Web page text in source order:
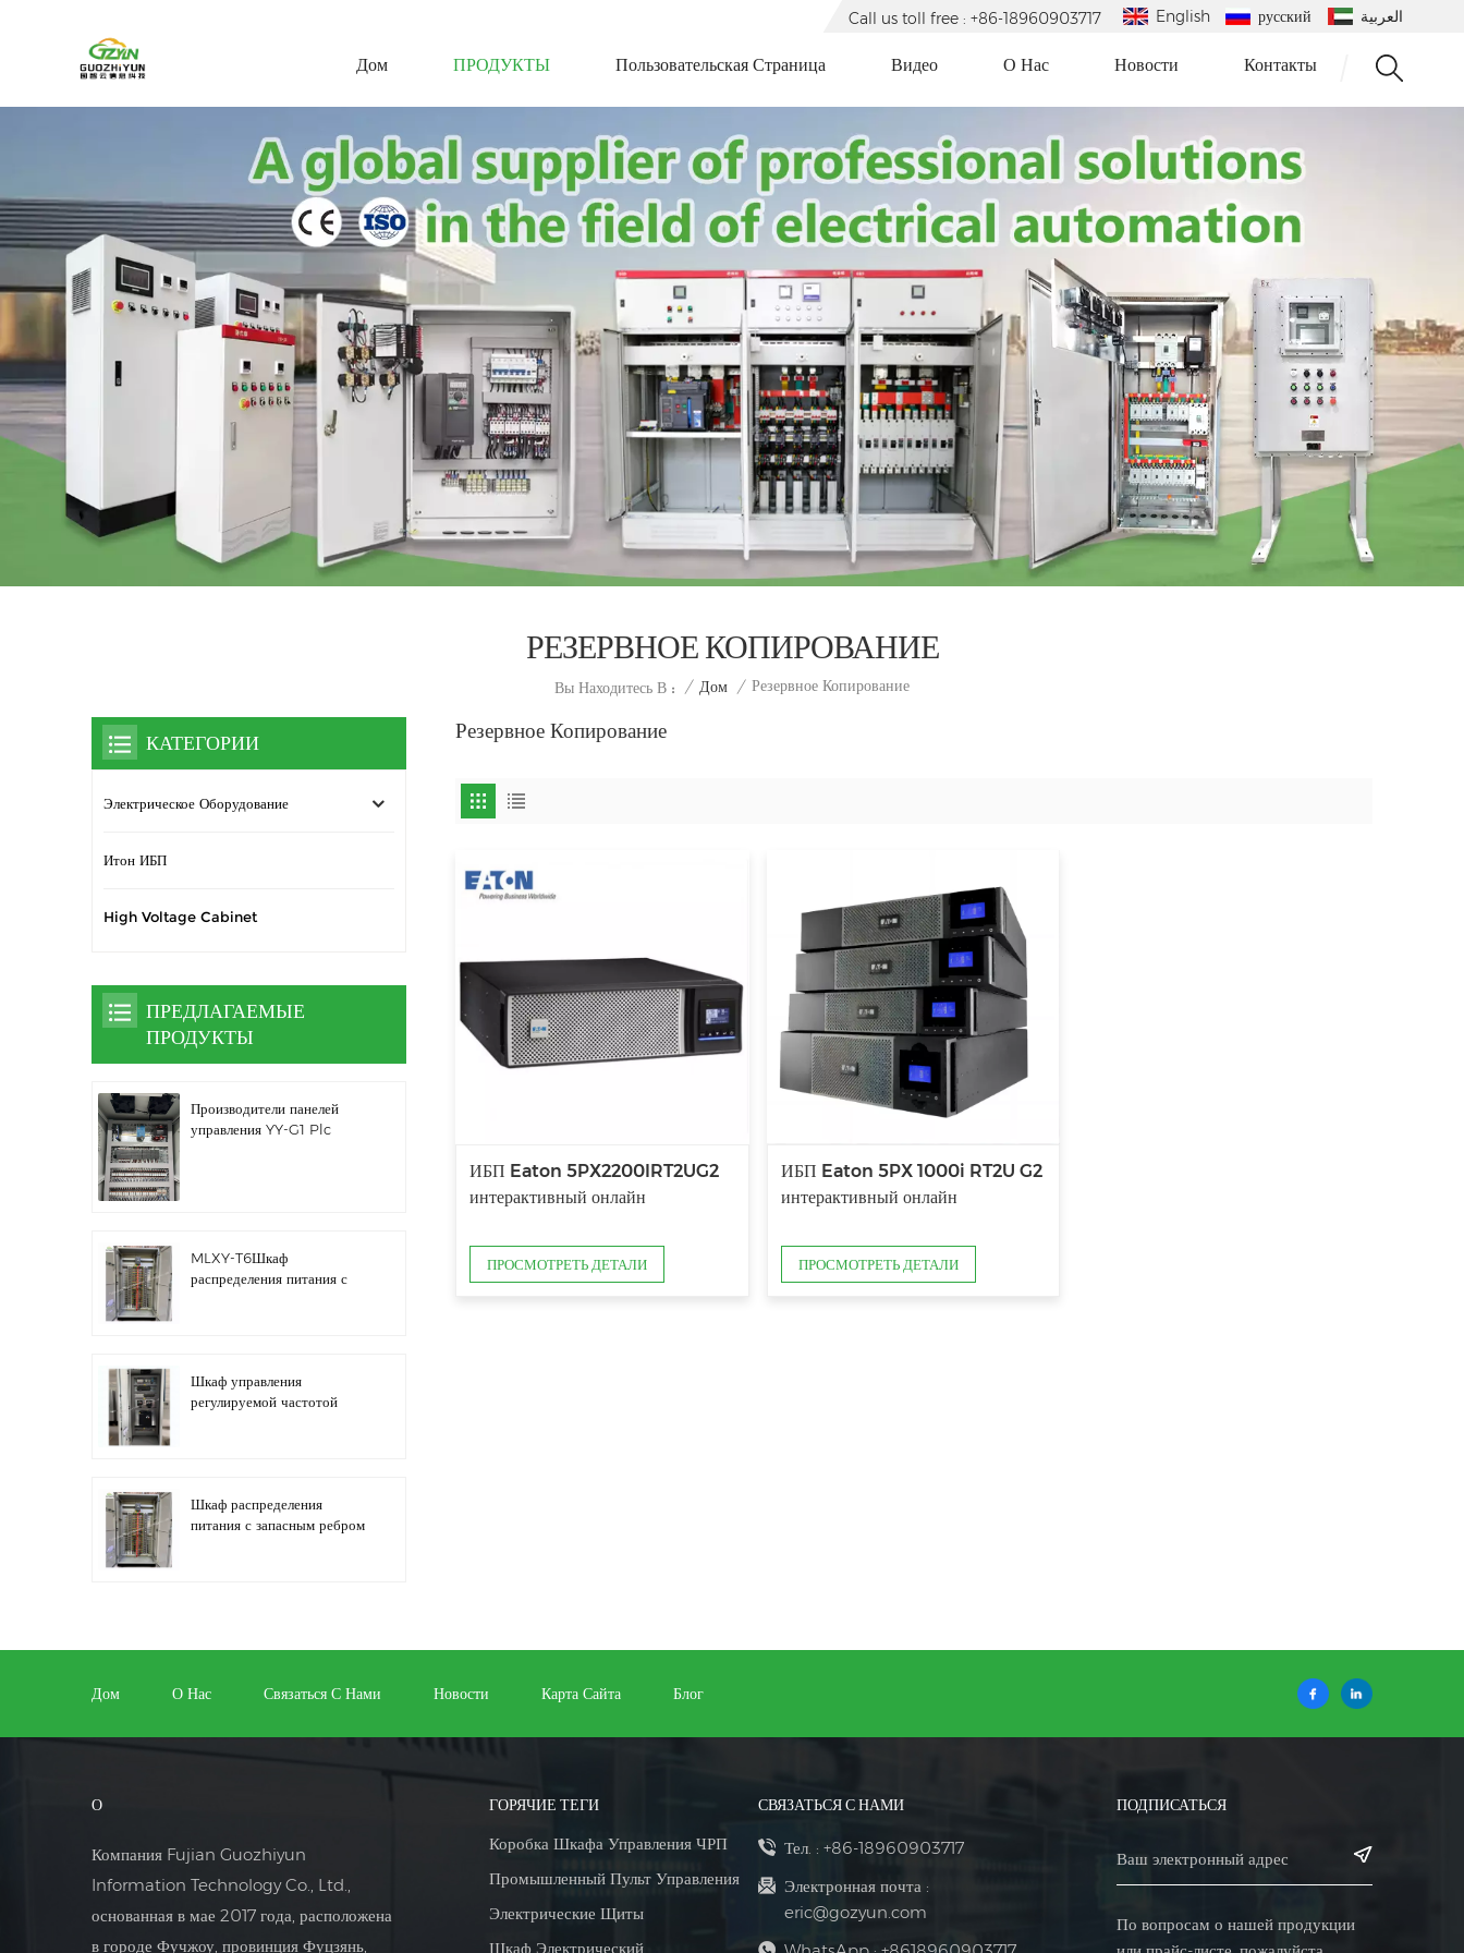
English русский العربية Call us toll free : +86-18960903717
Дом ПРОДУКТЫ Пользовательская Страница Видео О Нас Новости Контакты
РЕЗЕРВНОЕ КОПИРОВАНИЕ
Вы Находитесь В : / Дом / Резервное Копирование
Резервное Копирование
ИБП Eaton 5PX2200IRT2UG2
интерактивный онлайн
ПРОСМОТРЕТЬ ДЕТАЛИ
ИБП Eaton 5PX 1000i RT2U G2
интерактивный онлайн
ПРОСМОТРЕТЬ ДЕТАЛИ
КАТЕГОРИИ
Электрическое Оборудование
Итон ИБП
High Voltage Cabinet
ПРЕДЛАГАЕМЫЕ
ПРОДУКТЫ
Производители панелей
управления YY-G1 Plc
MLXY-T6Шкаф
распределения питания с
Шкаф управления
регулируемой частотой
Шкаф распределения
питания с запасным ребром
распределительного
оборудование управления
используемый в ящике
электросчетчика торговых
Дом О Нас Связаться С Нами Новости Карта Сайта Блог
О
Компания Fujian Guozhiyun
Information Technology Co., Ltd.,
основанная в мае 2017 года, расположена
в городе Фучжоу, провинция Фуцзянь,
ГОРЯЧИЕ ТЕГИ
Коробка Шкафа Управления ЧРП
Промышленный Пульт Управления
Электрические Щиты
Шкаф Электрический
СВЯЗАТЬСЯ С НАМИ
Тел. : +86-18960903717
Электронная почта :
eric@gozyun.com
ПОДПИСАТЬСЯ
По вопросам о нашей продукции